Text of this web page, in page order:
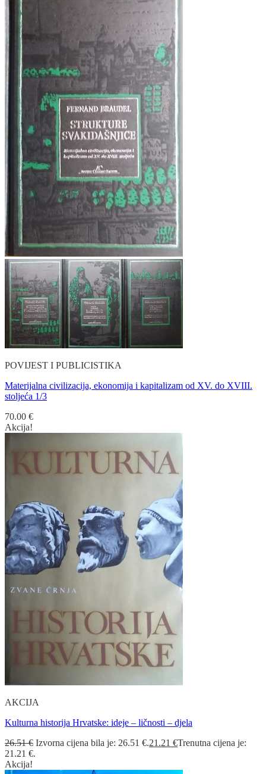
POVIJEST I PUBLICISTIKA
Materijalna civilizacija, ekonomija i kapitalizam od XV. do XVIII.
stoljeća 1/3
70.00 €
Akcija!
AKCIJA
Kulturna historija Hrvatske: ideje – ličnosti – djela
26.51€ Izvorna cijena bila je: 26.51 €.21.21 €Trenutna cijena je:
21.21 €.
Akcija!